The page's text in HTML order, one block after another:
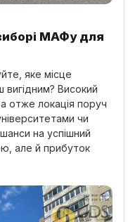
МАФу для
яке місце
Високий
отже локація поруч
чи
на успішний
але й прибуток